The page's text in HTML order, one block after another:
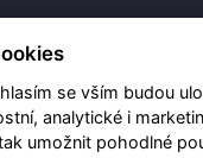
se vším budou
analytické i
umožnit pohodlné